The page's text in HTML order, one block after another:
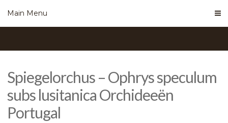
Main Menu
Spiegelorchus – Ophrys speculum
subs lusitanica Orchideeën
Portugal